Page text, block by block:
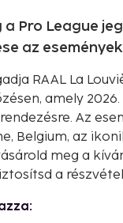
a Pro League
az
RAAL La
amely
Az
Belgium, az
meg a
a